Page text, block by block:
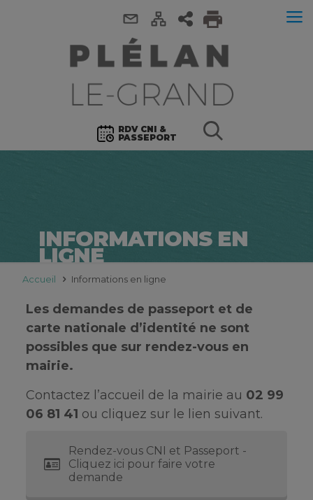
RDV CNI &
PASSEPORT
INFORMATIONS EN
LIGNE
Accueil Informations en ligne
Les demandes de passeport et de
carte nationale d’identité ne sont
possibles que sur rendez-vous en
mairie.
Contactez l’accueil de la mairie au 02 99
06 81 41 ou cliquez sur le lien suivant.
Rendez-vous CNI et Passeport -
Cliquez ici pour faire votre
demande